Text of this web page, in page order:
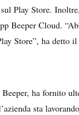
Play Store.
Beeper Cloud.
Store”, ha detto
ha fornito
sta